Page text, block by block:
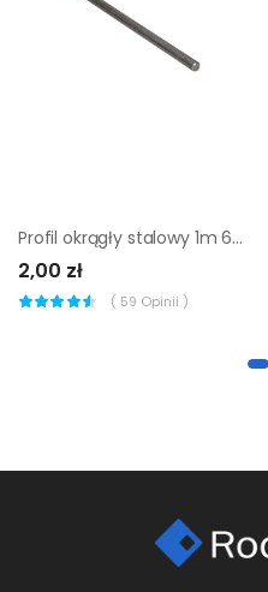
Profil okrągły stalowy 1m 6mm szary Standers
2,00 zł
( 59 Opinii )